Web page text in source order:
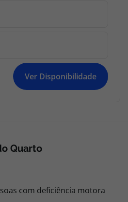
Ver Disponibilidade
Quarto
com deficiência motora